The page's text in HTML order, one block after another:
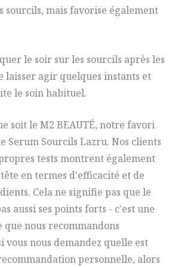
sourcils, mais favorise également
le soir sur les sourcils après les
laisser agir quelques instants et
le soin habituel.
soit le M2 BEAUTÉ, notre favori
Serum Sourcils Lazru. Nos clients
tests montrent également
en termes d'efficacité et de
Cela ne signifie pas que le
aussi ses points forts - c'est une
nous recommandons
vous nous demandez quelle est
personnelle, alors